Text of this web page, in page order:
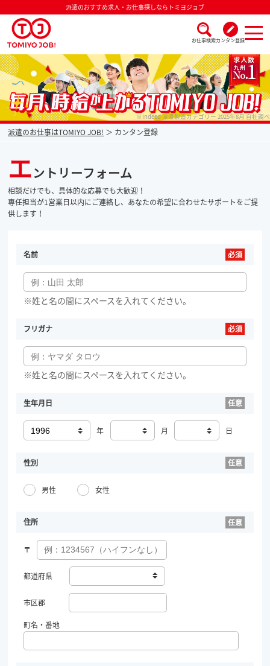
派遣のおすすめ求人・お仕事探しならトミヨジョブ
お仕事検索カンタン登録
派遣なら毎月時給が上がるトミヨジョブ ※Indeed 派遣製造カテゴリー 2025年8月 自社調べ
派遣のお仕事はTOMIYO JOB! カンタン登録
エントリーフォーム
相談だけでも、具体的な応募でも大歓迎！
専任担当が1営業日以内にご連絡し、あなたの希望に合わせたサポートをご提
供します！
名前
※姓と名の間にスペースを入れてください。
フリガナ
※姓と名の間にスペースを入れてください。
生年月日
年 月 日
性別
男性 女性
住所
〒
都道府県
市区郡
町名・番地